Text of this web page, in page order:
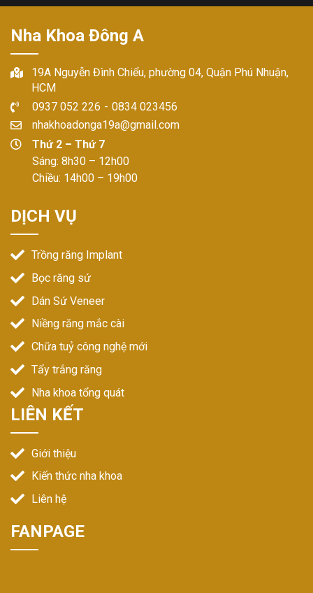
Nha Khoa Đông A
19A Nguyễn Đình Chiểu, phường 04, Quận Phú Nhuận,
HCM
0937 052 226 - 0834 023456
nhakhoadonga19a@gmail.com
Thứ 2 – Thứ 7
Sáng: 8h30 – 12h00
Chiều: 14h00 – 19h00
DỊCH VỤ
Trồng răng Implant
Bọc răng sứ
Dán Sứ Veneer
Niềng răng mắc cài
Chữa tuỷ công nghệ mới
Tẩy trắng răng
Nha khoa tổng quát
LIÊN KẾT
Giới thiệu
Kiến thức nha khoa
Liên hệ
FANPAGE